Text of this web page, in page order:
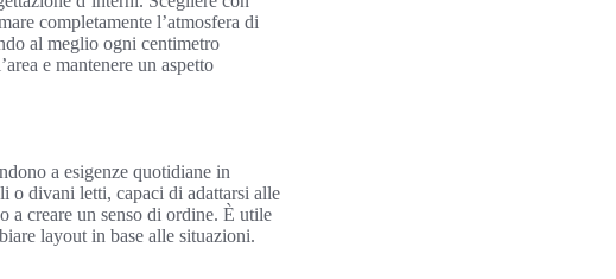
completamente l’atmosfera di
al meglio ogni centimetro
e mantenere un aspetto
a esigenze quotidiane in
o divani letti, capaci di adattarsi alle
a creare un senso di ordine. È utile
layout in base alle situazioni.